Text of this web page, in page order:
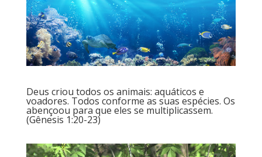
Deus criou todos os animais: aquáticos e
voadores. Todos conforme as suas espécies. Os
abençoou para que eles se multiplicassem.
(Gênesis 1:20-23)
Tocador